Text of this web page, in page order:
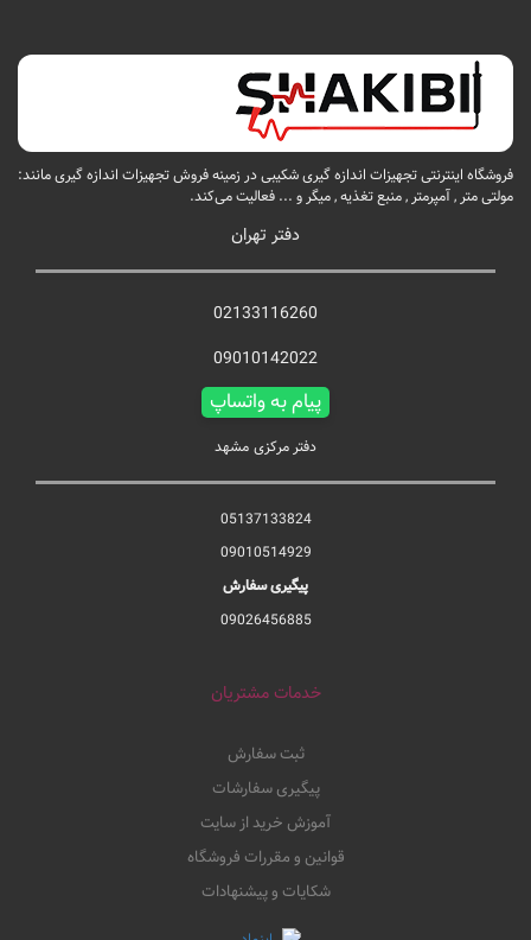
فروشگاه اینترنتی تجهیزات اندازه گیری شکیبی در زمینه فروش تجهیزات اندازه گیری مانند:
مولتی متر , آمپرمتر , منبع تغذیه , میگر و ... فعالیت می‌کند.
دفتر تهران
02133116260
09010142022
پیام به واتساپ
دفتر مرکزی مشهد
05137133824
09010514929
پیگیری سفارش
09026456885
خدمات مشتریان
ثبت سفارش
پیگیری سفارشات
آموزش خرید از سایت
قوانین و مقررات فروشگاه
شکایات و پیشنهادات